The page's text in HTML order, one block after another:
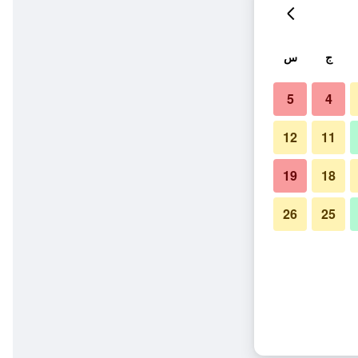
ج س
4
5
11
12
18
19
25
26